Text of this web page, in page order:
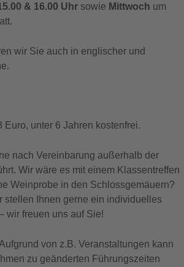
& 16.00 Uhr sowie Mittwoch um
wir Sie auch in englischer und
Euro, unter 6 Jahren kostenfrei.
nach Vereinbarung außerhalb der
Wir wäre es mit einem Klassentreffen
Weinprobe in den Schlossgemäuern?
stellen Ihnen gerne ein individuelles
wir freuen uns auf Sie!
von z.B. Veranstaltungen kann
zu geänderten Führungszeiten